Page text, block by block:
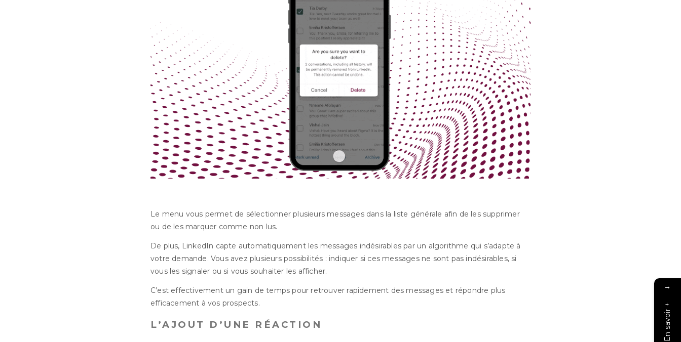
Le menu vous permet de sélectionner plusieurs messages dans la liste générale afin de les supprimer
ou de les marquer comme non lus.
De plus, LinkedIn capte automatiquement les messages indésirables par un algorithme qui s’adapte à
votre demande. Vous avez plusieurs possibilités : indiquer si ces messages ne sont pas indésirables, si
vous les signaler ou si vous souhaiter les afficher.
C’est effectivement un gain de temps pour retrouver rapidement des messages et répondre plus
efficacement à vos prospects.
L’AJOUT D’UNE RÉACTION
→
En savoir +